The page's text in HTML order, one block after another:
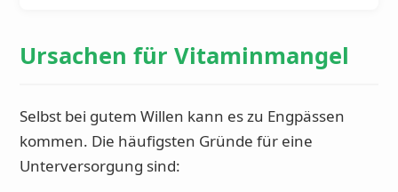
Ursachen für Vitaminmangel
Selbst bei gutem Willen kann es zu Engpässen
kommen. Die häufigsten Gründe für eine
Unterversorgung sind: